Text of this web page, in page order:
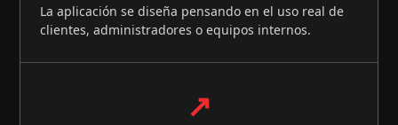
La aplicación se diseña pensando en el uso real de
clientes, administradores o equipos internos.
↗